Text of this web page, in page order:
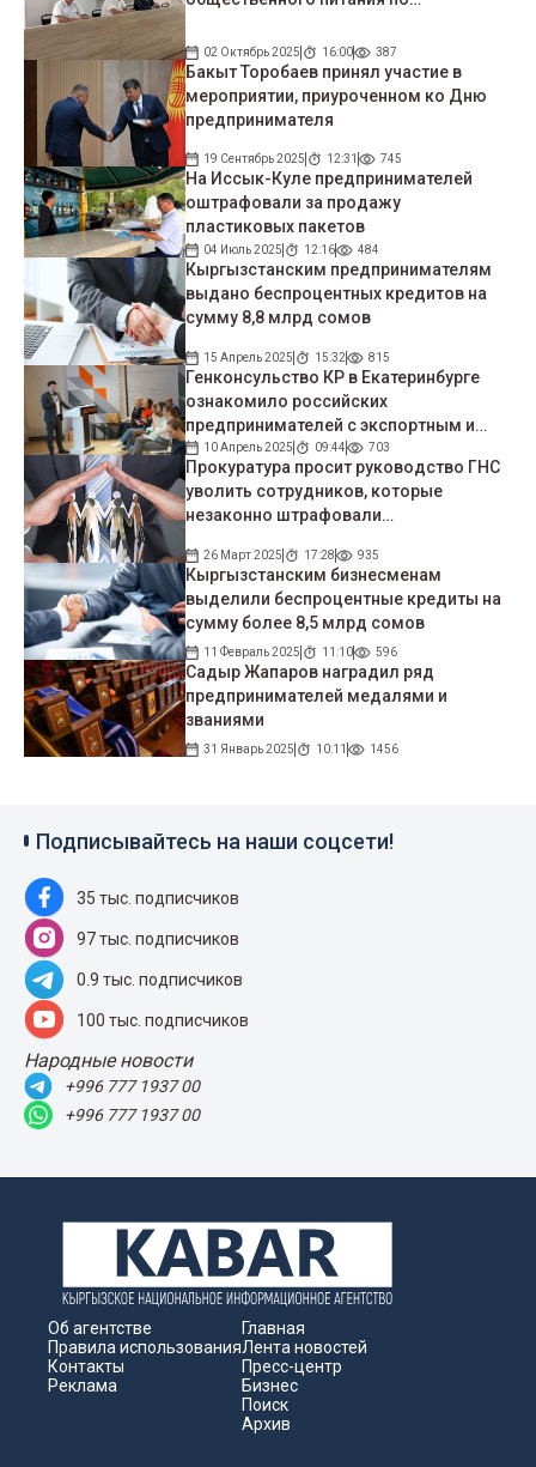
02 Октябрь 2025 16:00 387
Бакыт Торобаев принял участие в
мероприятии, приуроченном ко Дню
предпринимателя
19 Сентябрь 2025 12:31 745
На Иссык-Куле предпринимателей
оштрафовали за продажу
пластиковых пакетов
04 Июль 2025 12:16 484
Кыргызстанским предпринимателям
выдано беспроцентных кредитов на
сумму 8,8 млрд сомов
15 Апрель 2025 15:32 815
Генконсульство КР в Екатеринбурге
ознакомило российских
предпринимателей с экспортным и
турпотенциалом Кыргызстана
10 Апрель 2025 09:44 703
Прокуратура просит руководство ГНС
уволить сотрудников, которые
незаконно штрафовали
26 Март 2025 17:28 935
Кыргызстанским бизнесменам
выделили беспроцентные кредиты на
сумму более 8,5 млрд сомов
11 Февраль 2025 11:10 596
Садыр Жапаров наградил ряд
предпринимателей медалями и
званиями
31 Январь 2025 10:11 1456
Подписывайтесь на наши соцсети!
35 тыс. подписчиков
97 тыс. подписчиков
0.9 тыс. подписчиков
100 тыс. подписчиков
Народные новости
+996 777 1937 00
+996 777 1937 00
Об агентстве
Правила использования
Контакты
Реклама
Главная
Лента новостей
Пресс-центр
Бизнес
Поиск
Архив